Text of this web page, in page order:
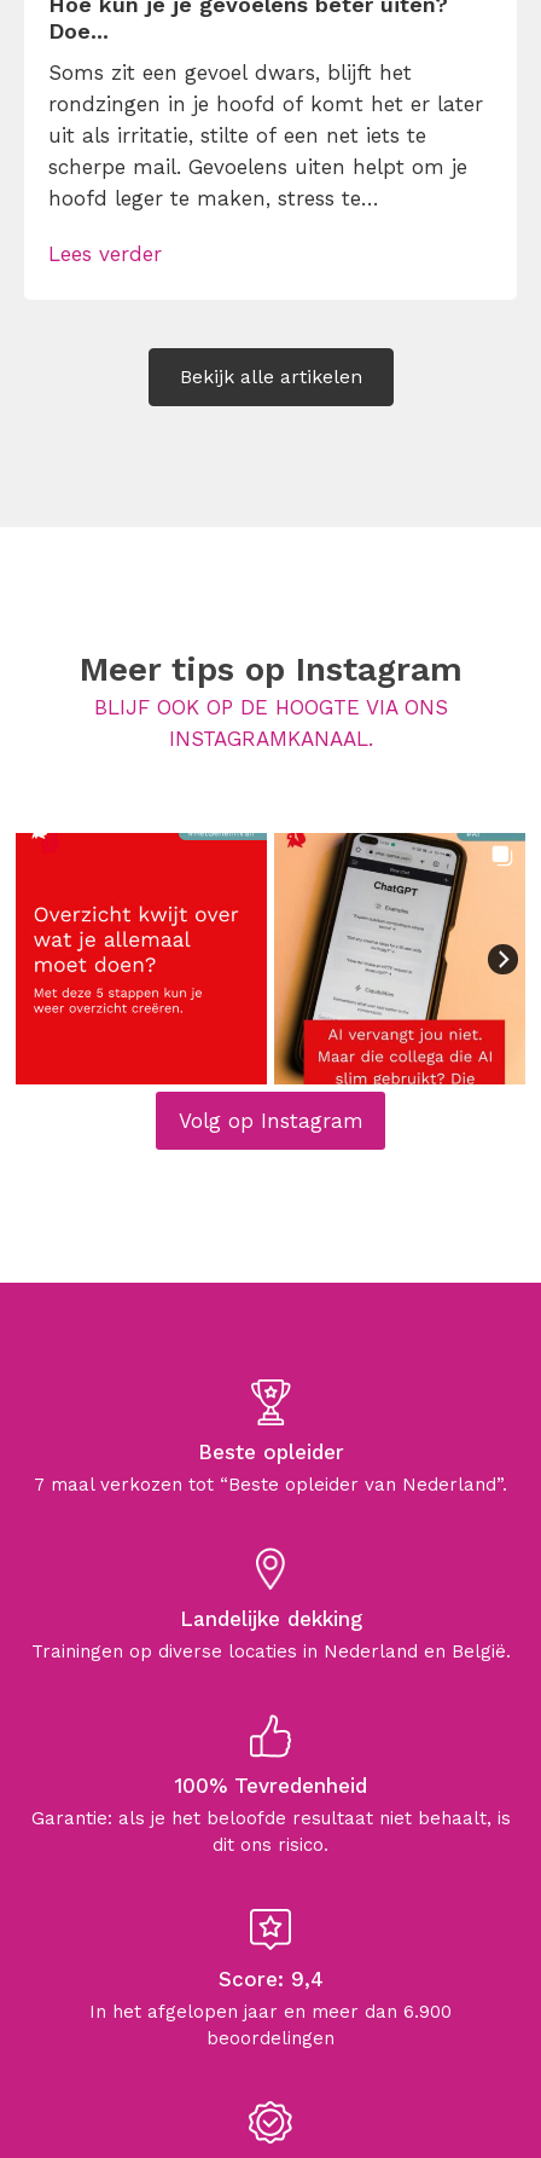
Doe...
Soms zit een gevoel dwars, blijft het
rondzingen in je hoofd of komt het er later
uit als irritatie, stilte of een net iets te
scherpe mail. Gevoelens uiten helpt om je
hoofd leger te maken, stress te
Maar hoe doe je dat zonder drama, verwijt
Lees verder
Bekijk alle artikelen
Meer tips op Instagram
BLIJF OOK OP DE HOOGTE VIA ONS
INSTAGRAMKANAAL.
Volg op Instagram
Beste opleider
7 maal verkozen tot “Beste opleider van Nederland”.
Landelijke dekking
Trainingen op diverse locaties in Nederland en België.
100% Tevredenheid
Garantie: als je het beloofde resultaat niet behaalt, is
dit ons risico.
Score: 9,4
In het afgelopen jaar en meer dan 6.900
beoordelingen